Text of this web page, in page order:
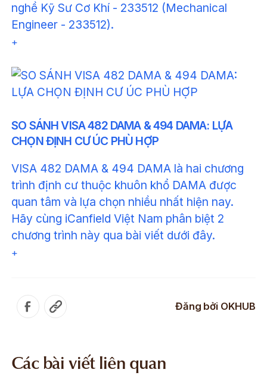
nghề Kỹ Sư Cơ Khí - 233512 (Mechanical
Engineer - 233512).
+
SO SÁNH VISA 482 DAMA & 494 DAMA: LỰA
CHỌN ĐỊNH CƯ ÚC PHÙ HỢP
VISA 482 DAMA & 494 DAMA là hai chương
trình định cư thuộc khuôn khổ DAMA được
quan tâm và lựa chọn nhiều nhất hiện nay.
Hãy cùng iCanfield Việt Nam phân biệt 2
chương trình này qua bài viết dưới đây.
+
Đăng bởi OKHUB
Các bài viết liên quan